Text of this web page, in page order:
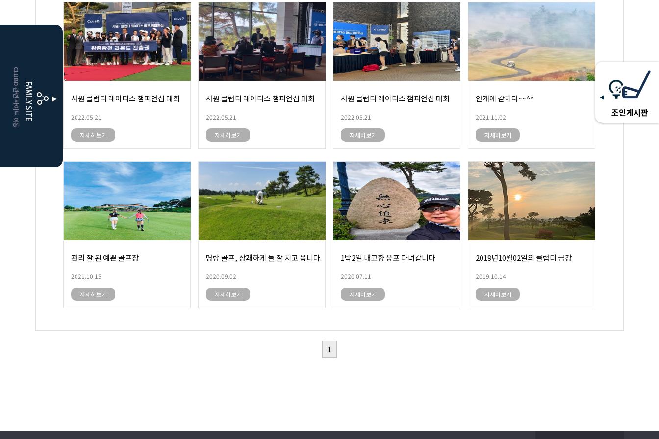
FAMILY SITE
CLUBD 관련 사이트 이동 조인게시판
서원 클럽디 레이디스 챔피언십 대회
2022.05.21
자세히보기
서원 클럽디 레이디스 챔피언십 대회
2022.05.21
자세히보기
서원 클럽디 레이디스 챔피언십 대회
2022.05.21
자세히보기
안개에 갇히다~~^^
2021.11.02
자세히보기
관리 잘 된 예쁜 골프장
2021.10.15
자세히보기
명랑 골프, 상쾌하게 늘 잘 치고 옵니다.
2020.09.02
자세히보기
1박2일.내고향 웅포 다녀갑니다
2020.07.11
자세히보기
2019년10월02일의 클럽디 금강
2019.10.14
자세히보기
1